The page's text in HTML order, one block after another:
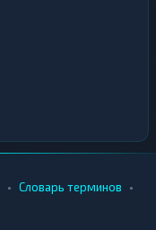
• Словарь терминов •